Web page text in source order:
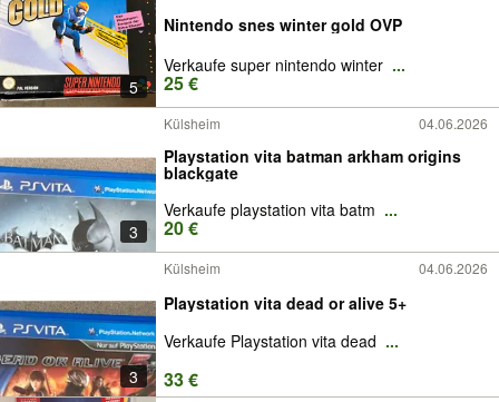
5
Nintendo snes winter gold OVP
Verkaufe super nintendo winter ...
25 €
3
Külsheim 04.06.2026
Playstation vita batman arkham origins
blackgate
Verkaufe playstation vita batm ...
20 €
3
Külsheim 04.06.2026
Playstation vita dead or alive 5+
Verkaufe Playstation vita dead ...
33 €